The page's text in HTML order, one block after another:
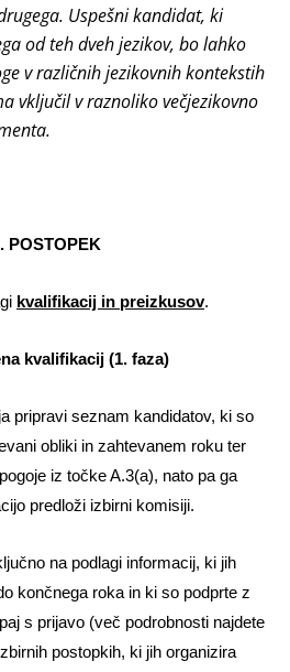
Uspešni kandidat, ki
od teh dveh jezikov, bo lahko
v različnih jezikovnih kontekstih
vključil v raznoliko večjezikovno
POSTOPEK
kvalifikacij in preizkusov.
kvalifikacij (1. faza)
seznam kandidatov, ki so
obliki in zahtevanem roku ter
iz točke A.3(a), nato pa ga
predloži izbirni komisiji.
na podlagi informacij, ki jih
končnega roka in ki so podprte z
s prijavo (več podrobnosti najdete
postopkih, ki jih organizira